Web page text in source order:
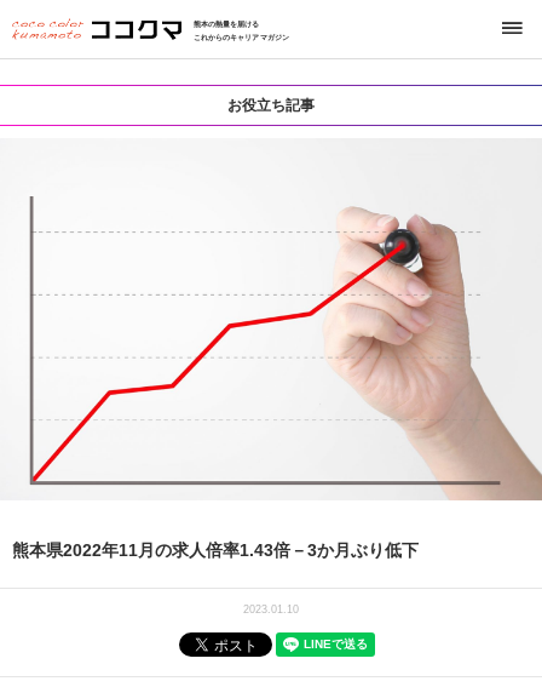
熊本の熱量を届ける
これからのキャリアマガジン
お役立ち記事
熊本県2022年11月の求人倍率1.43倍－3か月ぶり低下
2023.01.10